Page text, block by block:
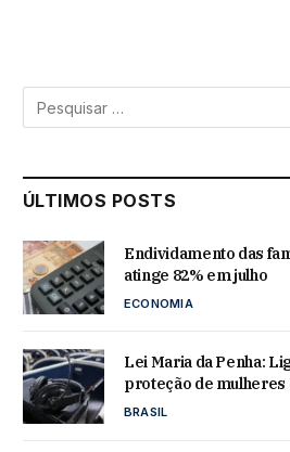
ÚLTIMOS POSTS
Endividamento das
atinge 82% em julho
ECONOMIA
Lei Maria da Penha:
proteção de mulheres
BRASIL